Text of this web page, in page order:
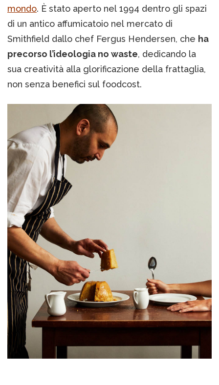
mondo. È stato aperto nel 1994 dentro gli spazi
di un antico affumicatoio nel mercato di
Smithfield dallo chef Fergus Hendersen, che ha
precorso l’ideologia no waste, dedicando la
sua creatività alla glorificazione della frattaglia,
non senza benefici sul foodcost.